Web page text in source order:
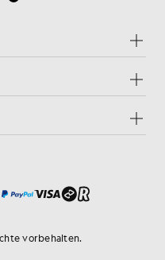
vorbehalten.